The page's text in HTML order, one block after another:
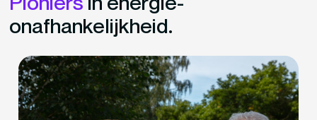
onafhankelijkheid.